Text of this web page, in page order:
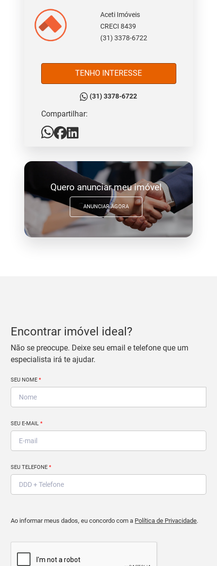
Aceti Imóveis
CRECI 8439
(31) 3378-6722
TENHO INTERESSE
(31) 3378-6722
Compartilhar:
Quero anunciar meu imóvel
ANUNCIAR AGORA
Encontrar imóvel ideal?
Não se preocupe. Deixe seu email e telefone que um
especialista irá te ajudar.
SEU NOME*
SEU E-MAIL*
SEU TELEFONE*
Ao informar meus dados, eu concordo com a Política de Privacidade.